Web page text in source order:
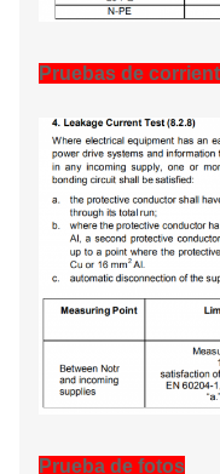
Pruebas de
Prueba de fotos